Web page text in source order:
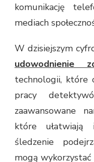
komunikację
mediach
W dzisiejszym
udowodnienie
technologii, które
pracy
zaawansowane
które
śledzenie
mogą